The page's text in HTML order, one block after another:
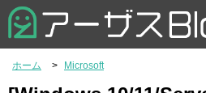
お問い合わせ
ホーム Microsoft